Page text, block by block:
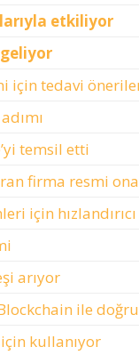
etkiliyor
için tedavi
temsil etti
firma resmi
için
arıyor
ile
kullanıyor